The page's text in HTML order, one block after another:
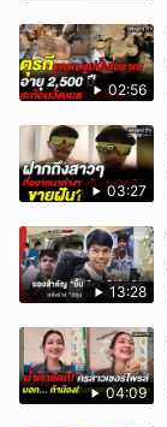
02:56
03:27
13:28
04:09